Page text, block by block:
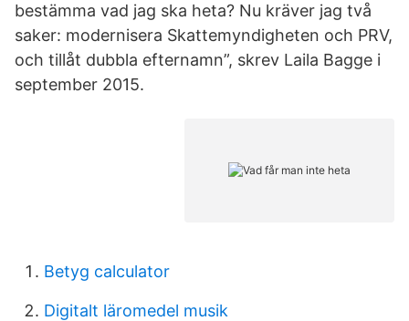
bestämma vad jag ska heta? Nu kräver jag två
saker: modernisera Skattemyndigheten och PRV,
och tillåt dubbla efternamn”, skrev Laila Bagge i
september 2015.
Betyg calculator
Digitalt läromedel musik